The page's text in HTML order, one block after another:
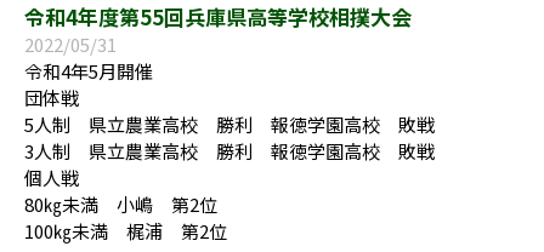
令和4年度第55回兵庫県高等学校相撲大会
2022/05/31
令和4年5月開催
団体戦
5人制 県立農業高校 勝利 報徳学園高校 敗戦
3人制 県立農業高校 勝利 報徳学園高校 敗戦
個人戦
80㎏未満 小嶋 第2位
100㎏未満 梶浦 第2位